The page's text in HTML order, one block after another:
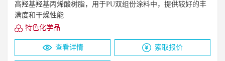
高羟基羟基丙烯酸树脂，用于PU双组份涂料中，提供较好的丰
满度和干燥性能
特色化学品
查看详情 索取报价